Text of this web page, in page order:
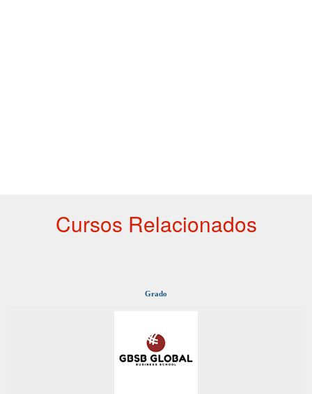
Cursos Relacionados
Grado